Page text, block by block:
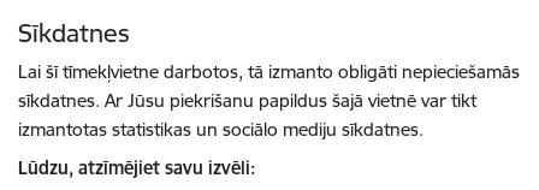
Sīkdatnes
Lai šī tīmekļvietne darbotos, tā izmanto obligāti nepieciešamās
sīkdatnes. Ar Jūsu piekrišanu papildus šajā vietnē var tikt
izmantotas statistikas un sociālo mediju sīkdatnes.
Lūdzu, atzīmējiet savu izvēli:
1 / 29